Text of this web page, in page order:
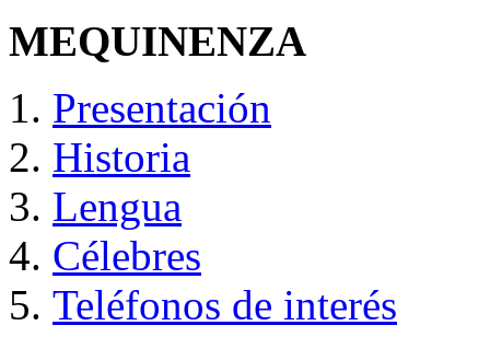
MEQUINENZA
Presentación
Historia
Lengua
Célebres
Teléfonos de interés